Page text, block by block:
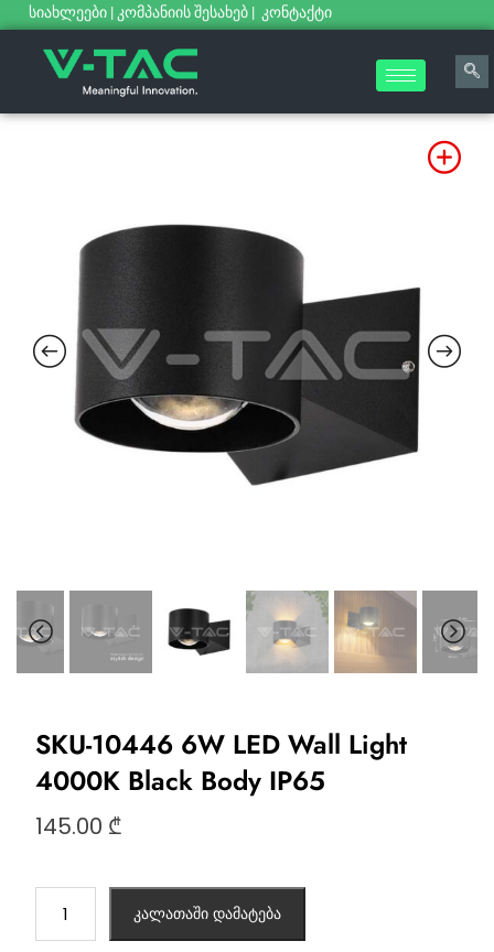
სიახლეები | კომპანიის შესახებ | კონტაქტი
SKU-10446 6W LED Wall Light
4000K Black Body IP65
145.00 ₾
კალათაში დამატება